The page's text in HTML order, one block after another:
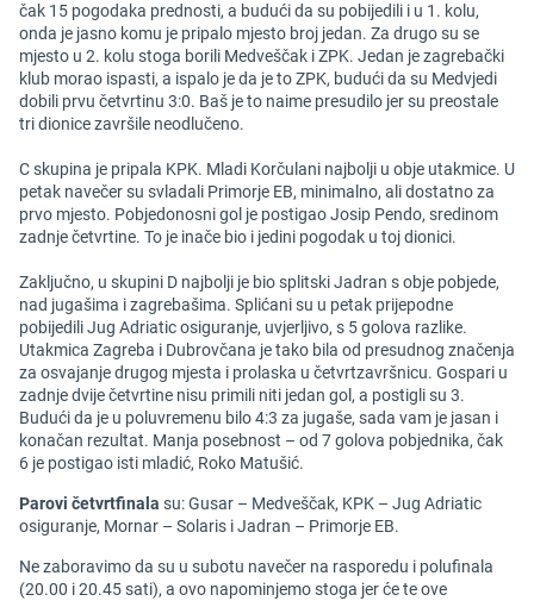
čak 15 pogodaka prednosti, a budući da su pobijedili i u 1. kolu,
onda je jasno komu je pripalo mjesto broj jedan. Za drugo su se
mjesto u 2. kolu stoga borili Medveščak i ZPK. Jedan je zagrebački
klub morao ispasti, a ispalo je da je to ZPK, budući da su Medvjedi
dobili prvu četvrtinu 3:0. Baš je to naime presudilo jer su preostale
tri dionice završile neodlučeno.
C skupina je pripala KPK. Mladi Korčulani najbolji u obje utakmice. U
petak navečer su svladali Primorje EB, minimalno, ali dostatno za
prvo mjesto. Pobjedonosni gol je postigao Josip Pendo, sredinom
zadnje četvrtine. To je inače bio i jedini pogodak u toj dionici.
Zaključno, u skupini D najbolji je bio splitski Jadran s obje pobjede,
nad jugašima i zagrebašima. Splićani su u petak prijepodne
pobijedili Jug Adriatic osiguranje, uvjerljivo, s 5 golova razlike.
Utakmica Zagreba i Dubrovčana je tako bila od presudnog značenja
za osvajanje drugog mjesta i prolaska u četvrtzavršnicu. Gospari u
zadnje dvije četvrtine nisu primili niti jedan gol, a postigli su 3.
Budući da je u poluvremenu bilo 4:3 za jugaše, sada vam je jasan i
konačan rezultat. Manja posebnost – od 7 golova pobjednika, čak
6 je postigao isti mladić, Roko Matušić.
Parovi četvrtfinala su: Gusar – Medveščak, KPK – Jug Adriatic
osiguranje, Mornar – Solaris i Jadran – Primorje EB.
Ne zaboravimo da su u subotu navečer na rasporedu i polufinala
(20.00 i 20.45 sati), a ovo napominjemo stoga jer će te ove